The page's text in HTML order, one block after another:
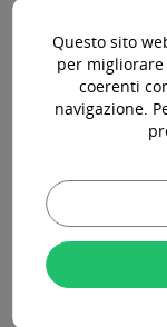
Ho preso
accetto le
Paga
Questo sito
per
coerenti
navigazione.